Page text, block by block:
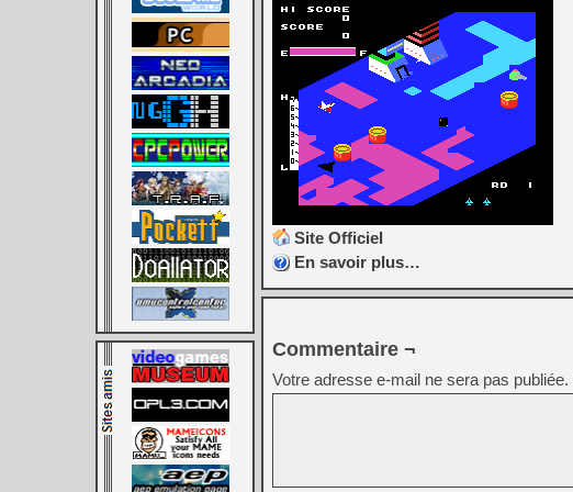
Site Officiel
En savoir plus…
Commentaire ¬
Votre adresse e-mail ne sera pas publiée.